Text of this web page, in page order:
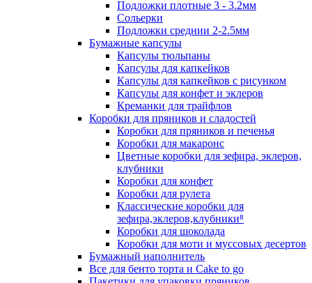
Подложки плотные 3 - 3.2мм
Сольерки
Подложки среднии 2-2.5мм
Бумажные капсулы
Капсулы тюльпаны
Капсулы для капкейков
Капсулы для капкейков с рисунком
Капсулы для конфет и эклеров
Креманки для трайфлов
Коробки для пряников и сладостей
Коробки для пряников и печенья
Коробки для макаронс
Цветные коробки для зефира, эклеров,
клубники
Коробки для конфет
Коробки для рулета
Классические коробки для
зефира,эклеров,клубники⁸
Коробки для шоколада
Коробки для моти и муссовых десертов
Бумажный наполнитель
Все для бенто торта и Cake to go